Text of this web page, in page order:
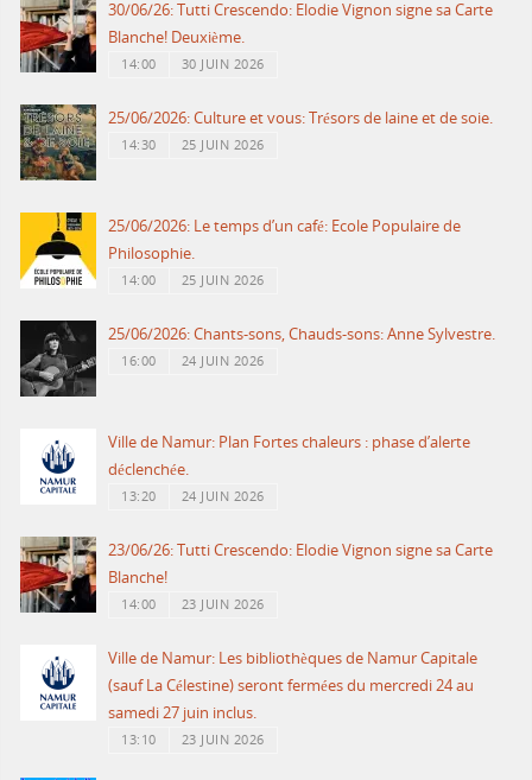
30/06/26: Tutti Crescendo: Elodie Vignon signe sa Carte
Blanche! Deuxième.
14:00 30 JUIN 2026
25/06/2026: Culture et vous: Trésors de laine et de soie.
14:30 25 JUIN 2026
25/06/2026: Le temps d’un café: Ecole Populaire de
Philosophie.
14:00 25 JUIN 2026
25/06/2026: Chants-sons, Chauds-sons: Anne Sylvestre.
16:00 24 JUIN 2026
Ville de Namur: Plan Fortes chaleurs : phase d’alerte
déclenchée.
13:20 24 JUIN 2026
23/06/26: Tutti Crescendo: Elodie Vignon signe sa Carte
Blanche!
14:00 23 JUIN 2026
Ville de Namur: Les bibliothèques de Namur Capitale
(sauf La Célestine) seront fermées du mercredi 24 au
samedi 27 juin inclus.
13:10 23 JUIN 2026